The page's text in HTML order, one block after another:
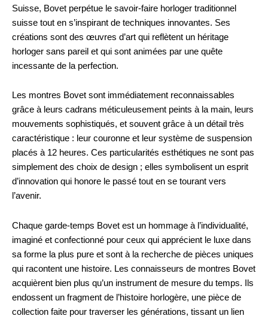
Suisse, Bovet perpétue le savoir-faire horloger traditionnel
suisse tout en s’inspirant de techniques innovantes. Ses
créations sont des œuvres d’art qui reflètent un héritage
horloger sans pareil et qui sont animées par une quête
incessante de la perfection.
Les montres Bovet sont immédiatement reconnaissables
grâce à leurs cadrans méticuleusement peints à la main, leurs
mouvements sophistiqués, et souvent grâce à un détail très
caractéristique : leur couronne et leur système de suspension
placés à 12 heures. Ces particularités esthétiques ne sont pas
simplement des choix de design ; elles symbolisent un esprit
d’innovation qui honore le passé tout en se tourant vers
l’avenir.
Chaque garde-temps Bovet est un hommage à l’individualité,
imaginé et confectionné pour ceux qui apprécient le luxe dans
sa forme la plus pure et sont à la recherche de pièces uniques
qui racontent une histoire. Les connaisseurs de montres Bovet
acquièrent bien plus qu’un instrument de mesure du temps. Ils
endossent un fragment de l’histoire horlogère, une pièce de
collection faite pour traverser les générations, tissant un lien